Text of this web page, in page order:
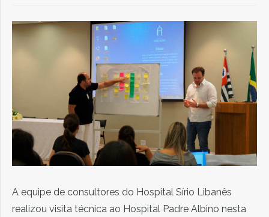
A equipe de consultores do Hospital Sírio Libanês
realizou visita técnica ao Hospital Padre Albino nesta